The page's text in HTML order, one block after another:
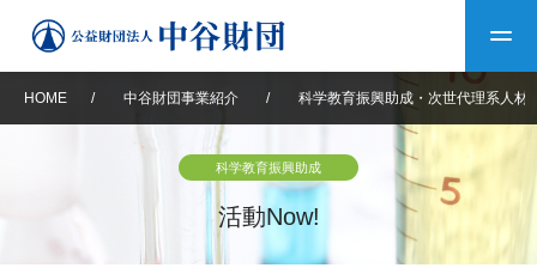
中谷財団について
HOME / 中谷財団事業紹介 / 科学教育振興助成・次世代理系人材
科学教育振興助成
活動Now!